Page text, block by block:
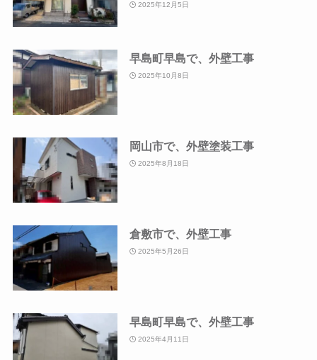
2025年12月5日
早島町早島で、外壁工事
2025年10月8日
岡山市で、外壁塗装工事
2025年8月18日
倉敷市で、外壁工事
2025年5月26日
早島町早島で、外壁工事
2025年4月11日